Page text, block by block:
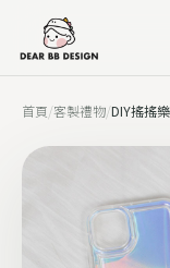
首頁/客製禮物/DIY搖搖